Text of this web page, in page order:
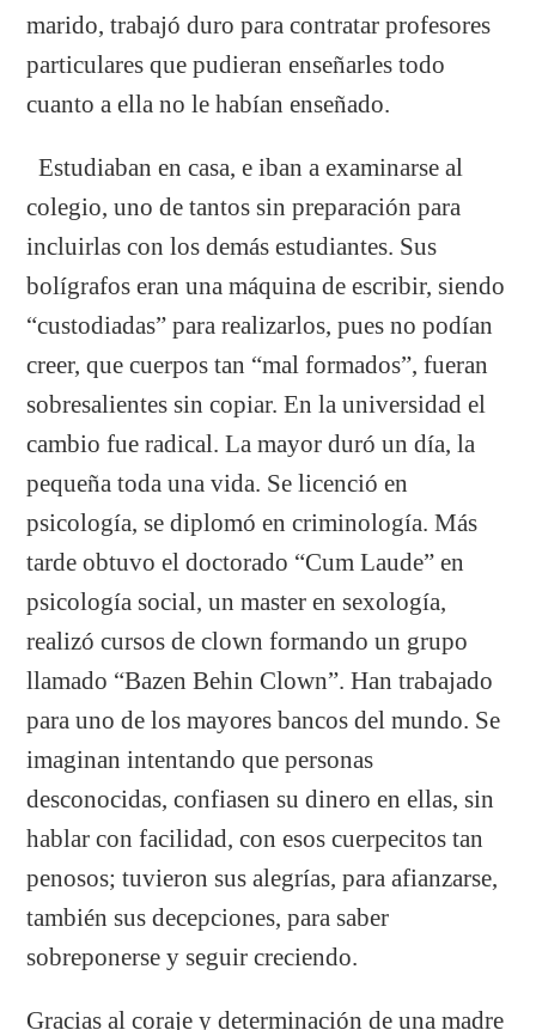
marido, trabajó duro para contratar profesores
particulares que pudieran enseñarles todo
cuanto a ella no le habían enseñado.
Estudiaban en casa, e iban a examinarse al
colegio, uno de tantos sin preparación para
incluirlas con los demás estudiantes. Sus
bolígrafos eran una máquina de escribir, siendo
“custodiadas” para realizarlos, pues no podían
creer, que cuerpos tan “mal formados”, fueran
sobresalientes sin copiar. En la universidad el
cambio fue radical. La mayor duró un día, la
pequeña toda una vida. Se licenció en
psicología, se diplomó en criminología. Más
tarde obtuvo el doctorado “Cum Laude” en
psicología social, un master en sexología,
realizó cursos de clown formando un grupo
llamado “Bazen Behin Clown”. Han trabajado
para uno de los mayores bancos del mundo. Se
imaginan intentando que personas
desconocidas, confiasen su dinero en ellas, sin
hablar con facilidad, con esos cuerpecitos tan
penosos; tuvieron sus alegrías, para afianzarse,
también sus decepciones, para saber
sobreponerse y seguir creciendo.
Gracias al coraje y determinación de una madre